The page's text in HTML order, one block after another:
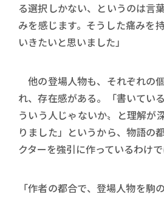
る選択しかない、というのは言
みを感じます。そうした痛みを
いきたいと思いました」
他の登場人物も、それぞれの
れ、存在感がある。「書いてい
ういう人じゃないか〟と理解が
りました」というから、物語の
クターを強引に作っているわけで
「作者の都合で、登場人物を駒